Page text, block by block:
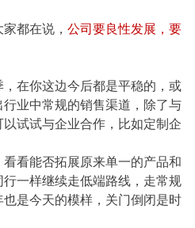
都在说， 公司要良性发展，要
在你这边今后都是平稳的，或
业中常规的销售渠道，除了与
试试与企业合作，比如定制企
看能否拓展原来单一的产品和
一样继续走低端路线，走常规
是今天的模样，关门倒闭是时